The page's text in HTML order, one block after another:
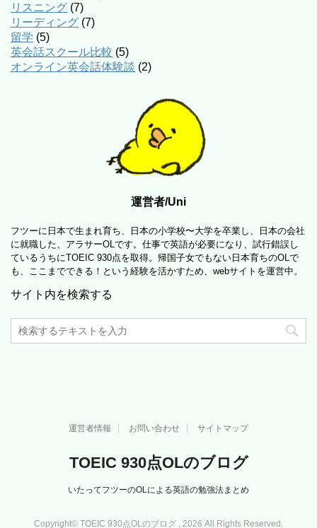
リスニング (7)
リーディング (7)
留学 (5)
英会話スクール比較 (5)
オンライン英会話体験談 (2)
運営者/Uni
フツーに日本で生まれ育ち、日本の小学校〜大学を卒業し、日本の会社
に就職した、アラサーOLです。仕事で英語が必要になり、試行錯誤し
ているうちにTOEIC 930点を取得。帰国子女でもない日本育ちのOLで
も、ここまでできる！という経験を活かすため、webサイトを運営中。
サイト内を検索する
運営者情報 お問い合わせ サイトマップ
TOEIC 930点OLのブログ
いたってフツーのOLによる英語の勉強法まとめ
Copyright© TOEIC 930点OLのブログ , 2026 All Rights Reserved.